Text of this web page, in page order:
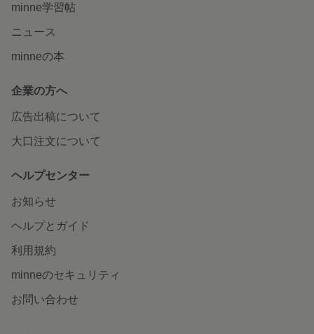
minne学習帖
ニュース
minneの本
企業の方へ
広告出稿について
大口注文について
ヘルプセンター
お知らせ
ヘルプとガイド
利用規約
minneのセキュリティ
お問い合わせ